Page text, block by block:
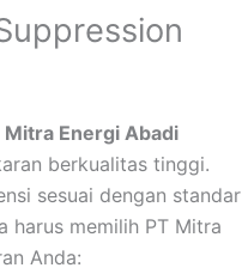
Mitra Energi Abadi
berkualitas tinggi.
sesuai dengan standar
harus memilih PT Mitra
Anda: